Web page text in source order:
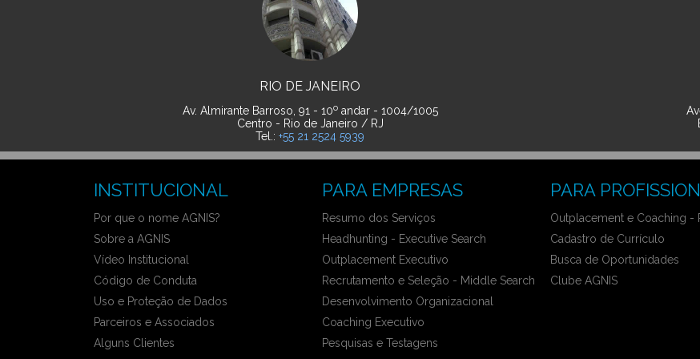
RIO DE JANEIRO
Av. Almirante Barroso, 91 - 10oandar - 1004/1005
Centro - Rio de Janeiro / RJ
Tel.: +55 21 2524 5939
INSTITUCIONAL
Por que o nome AGNIS?
Sobre a AGNIS
Vídeo Institucional
Código de Conduta
Uso e Proteção de Dados
Parceiros e Associados
Alguns Clientes
PARA EMPRESAS
Resumo dos Serviços
Headhunting - Executive Search
Outplacement Executivo
Recrutamento e Seleção - Middle Search
Desenvolvimento Organizacional
Coaching Executivo
Pesquisas e Testagens
PARA
Outplacement e Coaching -
Cadastro de Currículo
Busca de Oportunidades
Clube AGNIS